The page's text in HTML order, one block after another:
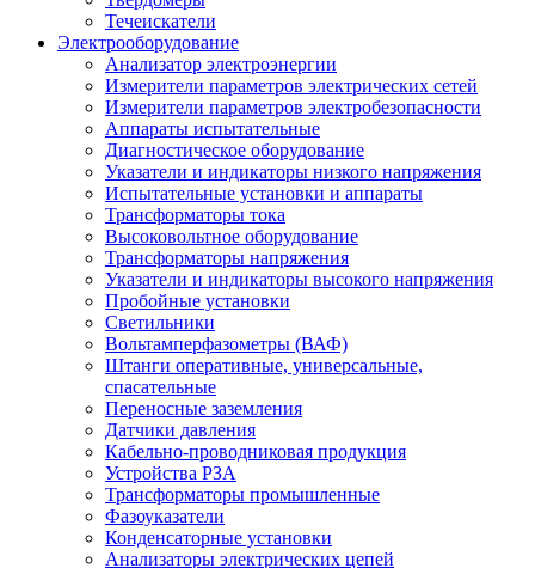
Течеискатели
Электрооборудование
Анализатор электроэнергии
Измерители параметров электрических сетей
Измерители параметров электробезопасности
Аппараты испытательные
Диагностическое оборудование
Указатели и индикаторы низкого напряжения
Испытательные установки и аппараты
Трансформаторы тока
Высоковольтное оборудование
Трансформаторы напряжения
Указатели и индикаторы высокого напряжения
Пробойные установки
Светильники
Вольтамперфазометры (ВАФ)
Штанги оперативные, универсальные,
спасательные
Переносные заземления
Датчики давления
Кабельно-проводниковая продукция
Устройства РЗА
Трансформаторы промышленные
Фазоуказатели
Конденсаторные установки
Анализаторы электрических цепей